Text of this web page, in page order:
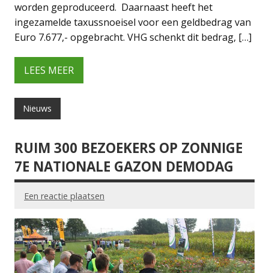
worden geproduceerd. Daarnaast heeft het
ingezamelde taxussnoeisel voor een geldbedrag van
Euro 7.677,- opgebracht. VHG schenkt dit bedrag, […]
LEES MEER
Nieuws
RUIM 300 BEZOEKERS OP ZONNIGE
7E NATIONALE GAZON DEMODAG
Een reactie plaatsen